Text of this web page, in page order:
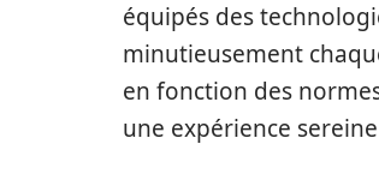
équipés des
minutieusement
en fonction des
une expérience